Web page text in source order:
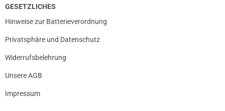
GESETZLICHES
Hinweise zur Batterieverordnung
Privatsphäre und Datenschutz
Widerrufsbelehrung
Unsere AGB
Impressum